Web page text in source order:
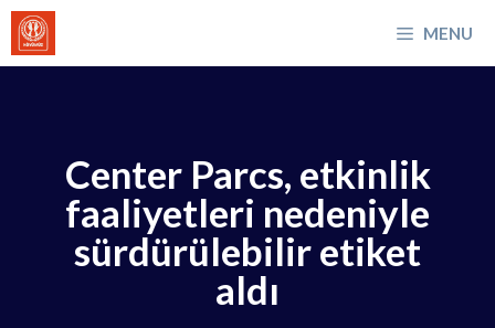
İçeriğe
atla
MENU
Center Parcs, etkinlik
faaliyetleri nedeniyle
sürdürülebilir etiket
aldı